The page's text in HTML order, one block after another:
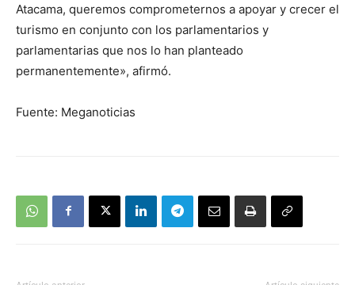
Atacama, queremos comprometernos a apoyar y crecer el
turismo en conjunto con los parlamentarios y
parlamentarias que nos lo han planteado
permanentemente», afirmó.
Fuente: Meganoticias